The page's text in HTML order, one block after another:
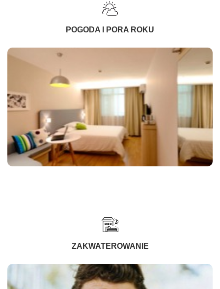
POGODA I PORA ROKU
ZAKWATEROWANIE